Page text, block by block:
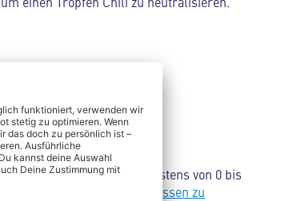
Schärfegrade reichen meistens von 0 bis
um
scharfes Essen zu